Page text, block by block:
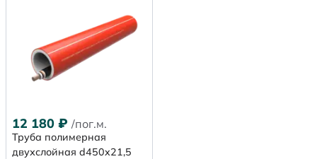
12 180 ₽ /пог.м.
Труба полимерная
двухслойная d450x21,5